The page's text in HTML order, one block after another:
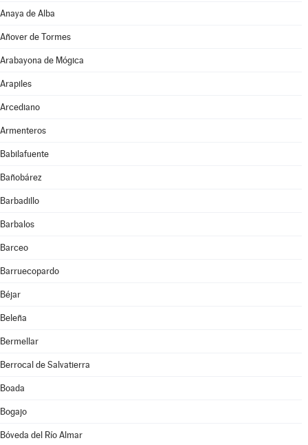
Anaya de Alba
Añover de Tormes
Arabayona de Mógica
Arapiles
Arcediano
Armenteros
Babilafuente
Bañobárez
Barbadillo
Barbalos
Barceo
Barruecopardo
Béjar
Beleña
Bermellar
Berrocal de Salvatierra
Boada
Bogajo
Bóveda del Río Almar